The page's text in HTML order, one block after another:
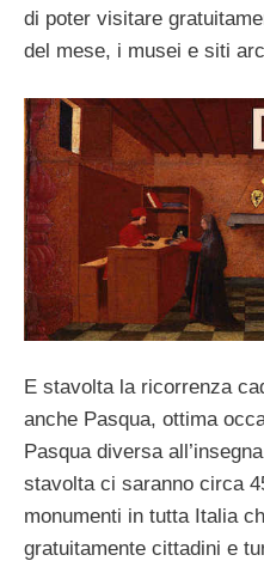
di poter visitare
del mese, i musei e siti
E stavolta la ricorrenza
anche Pasqua, ottima
Pasqua diversa
stavolta ci saranno circa
monumenti in tutta Italia
gratuitamente cittadini e